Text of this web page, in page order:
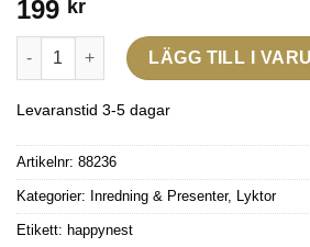
199 kr
Replacement glass for CALMA
LÄGG TILL I
Levaranstid 3-5 dagar
Artikelnr: 88236
Kategorier: Inredning & Presenter, Lyktor
Etikett: happynest